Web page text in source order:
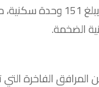
إجمالي عدد الوحدات في
الضخمة.
الفاخرة التي